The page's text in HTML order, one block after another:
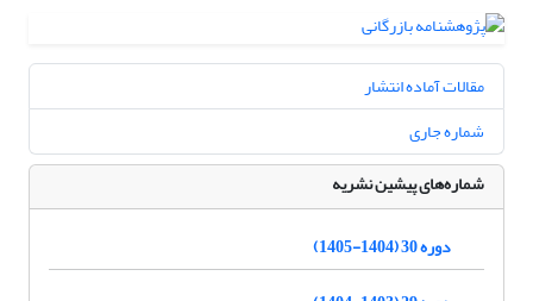
مقالات آماده انتشار
شماره جاری
شماره‌های پیشین نشریه
دوره 30 (1404-1405)